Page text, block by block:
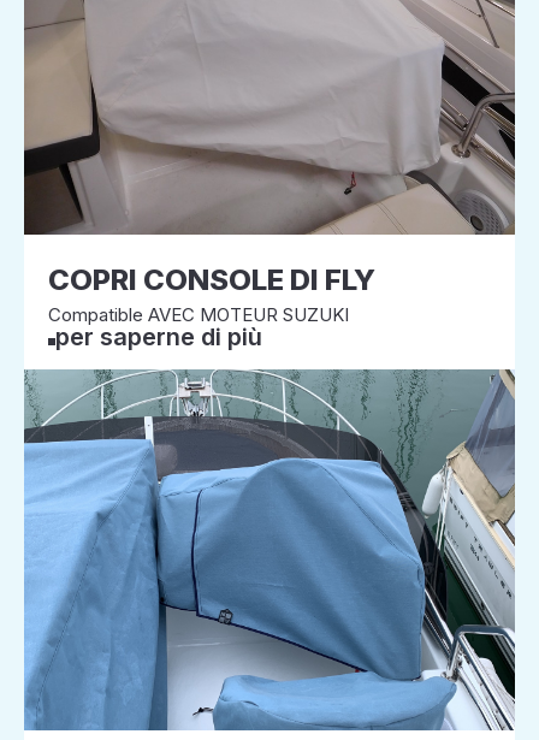
COPRI CONSOLE DI FLY
Compatible AVEC MOTEUR SUZUKI
per saperne di più